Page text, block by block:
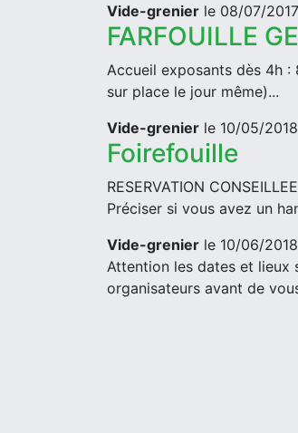
Vide-grenier le 08/07/
FARFOUILLE
Accueil exposants dès 4h
sur place le jour même)...
Vide-grenier le 10/05/
Foirefouille
RESERVATION
Préciser si vous avez un
Vide-grenier le 10/06/
Attention les dates et lieux
organisateurs avant de